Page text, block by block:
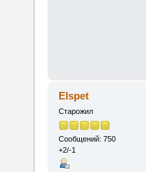
Elspet
Старожил
Сообщений: 750
+2/-1